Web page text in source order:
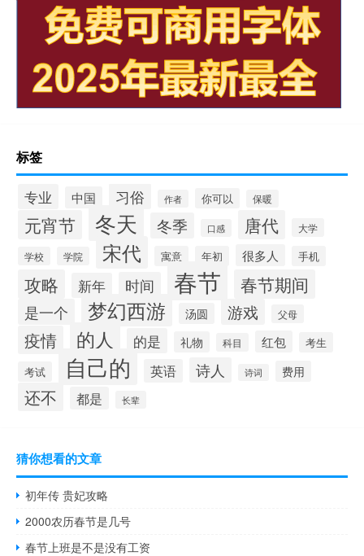
标签
专业 中国 习俗 作者 你可以 保暖
元宵节 冬天 冬季 口感 唐代 大学
学校 学院 宋代 寓意 年初 很多人 手机
攻略 新年 时间 春节 春节期间
是一个 梦幻西游 汤圆 游戏 父母
疫情 的人 的是 礼物 科目 红包
考生
考试
自己的 英语 诗人 诗词 费用
还不 都是 长辈
猜你想看的文章
初年传 贵妃攻略
2000农历春节是几号
春节上班是不是没有工资